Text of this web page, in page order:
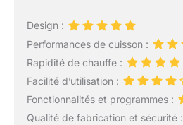
Design :
Performances de cuisson :
Rapidité de chauffe :
Facilité d’utilisation :
Fonctionnalités et programmes :
Qualité de fabrication et sécurité :